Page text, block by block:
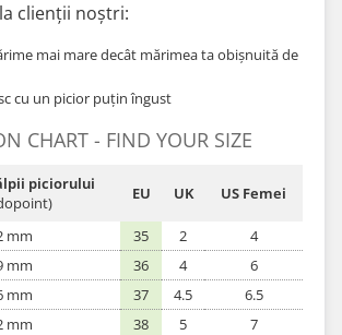
clienții noștri:
mai mare decât mărimea ta obișnuită de
cu un picior puțin îngust
CHART - FIND YOUR SIZE
piciorului
EU UK US Femei
mm 35 2
4
mm
36 4
6
mm
37 4.5
6.5
mm
38 5
7